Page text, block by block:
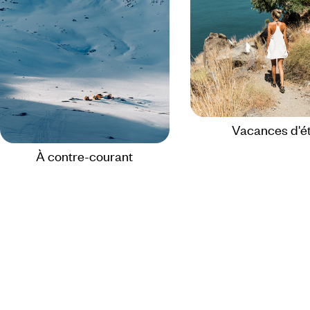
À contre-courant
Vacances